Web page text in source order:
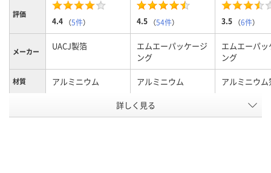
評価
4.4 （5件） 4.5 （54件） 3.5 （6件）
メーカー UACJ製箔
エムエーパッケージ
ング
エムエーパ
ング
材質 アルミニウム アルミニウム アルミニウム
45 15 15
詳しく見る